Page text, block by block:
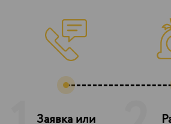
Заявка или